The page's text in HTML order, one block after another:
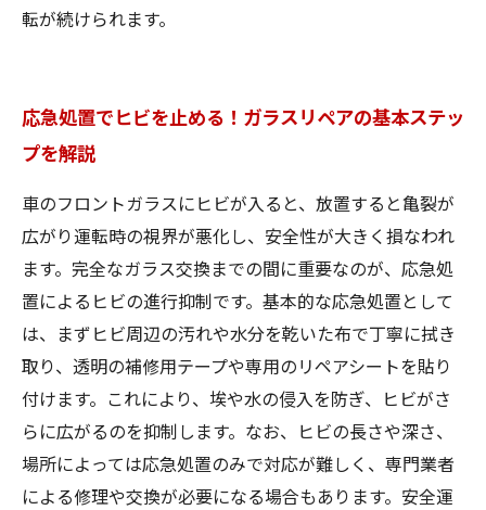
転が続けられます。
応急処置でヒビを止める！ガラスリペアの基本ステッ
プを解説
車のフロントガラスにヒビが入ると、放置すると亀裂が
広がり運転時の視界が悪化し、安全性が大きく損なわれ
ます。完全なガラス交換までの間に重要なのが、応急処
置によるヒビの進行抑制です。基本的な応急処置として
は、まずヒビ周辺の汚れや水分を乾いた布で丁寧に拭き
取り、透明の補修用テープや専用のリペアシートを貼り
付けます。これにより、埃や水の侵入を防ぎ、ヒビがさ
らに広がるのを抑制します。なお、ヒビの長さや深さ、
場所によっては応急処置のみで対応が難しく、専門業者
による修理や交換が必要になる場合もあります。安全運